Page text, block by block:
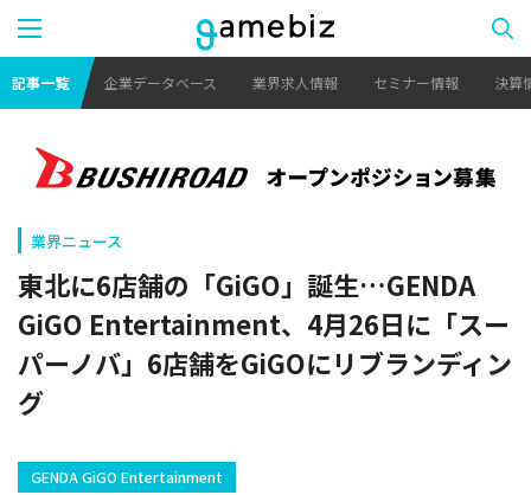
記事一覧 企業データベース 業界求人情報 セミナー情報 決算
業界ニュース
東北に6店舗の「GiGO」誕生…GENDA
GiGO Entertainment、4月26日に「スー
パーノバ」6店舗をGiGOにリブランディン
グ
GENDA GiGO Entertainment